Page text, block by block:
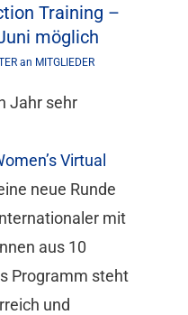
Training –
möglich
an MITGLIEDER
Jahr sehr
Virtual
neue Runde
mit
aus 10
Programm steht
und